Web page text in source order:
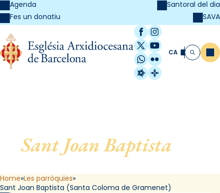
Agenda
Fes un donatiu
Santoral del dia
SAVA
Facebook
Instagram
X / Twitter
YouTube
WhatsApp
Flickr
Radio Estel
Catalunya
CA Cerca
Sant Joan Baptista
Santa Coloma de Gramenet
Home Les parròquies
Sant Joan Baptista (Santa Coloma de Gramenet)